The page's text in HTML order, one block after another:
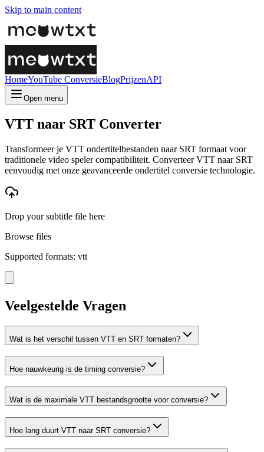
Skip to main content
HomeYouTube ConversieBlogPrijzenAPI
Open menu
VTT naar SRT Converter
Transformeer je VTT ondertitelbestanden naar SRT formaat voor
traditionele video speler compatibiliteit. Converteer VTT naar SRT
eenvoudig met onze geavanceerde ondertitel conversie technologie.
Drop your subtitle file here
Browse files
Supported formats: vtt
Veelgestelde Vragen
Wat is het verschil tussen VTT en SRT formaten?
Hoe nauwkeurig is de timing conversie?
Wat is de maximale VTT bestandsgrootte voor conversie?
Hoe lang duurt VTT naar SRT conversie?